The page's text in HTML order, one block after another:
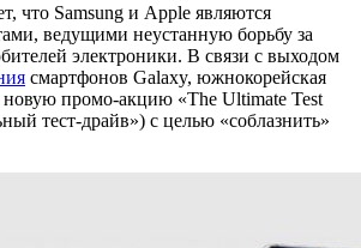
что Samsung и Apple являются
ведущими неустанную борьбу за
электроники. В связи с выходом
смартфонов Galaxy, южнокорейская
новую промо-акцию «The Ultimate Test
тест-драйв») с целью «соблазнить»